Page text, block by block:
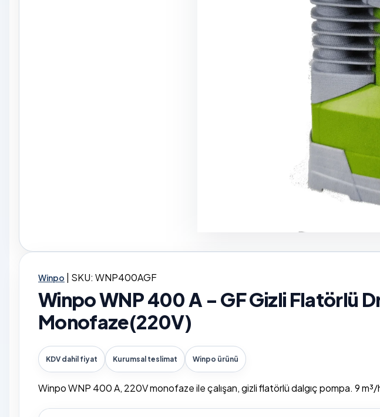
Winpo SKU: WNP400AGF
Winpo WNP 400 A - GF Gizli Flatörlü
Monofaze(220V)
KDV dahil fiyat Kurumsal teslimat Winpo ürünü
Winpo WNP 400 A, 220V monofaze ile çalışan, gizli flatörlü dalgıç pompa. 9